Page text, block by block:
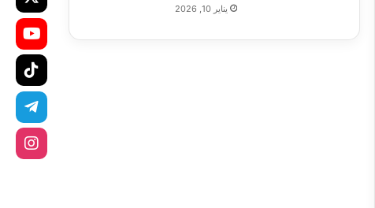
يناير 10, 2026